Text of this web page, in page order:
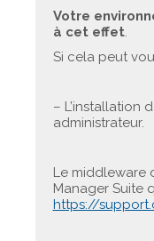
Votre
à cet effet.
Si cela peut
– L’installation
administrateur.
Le middleware
Manager Suite
https://